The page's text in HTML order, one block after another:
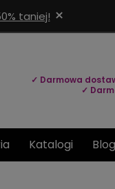
taniej! ×
✓ Darmowa
✓
Katalogi Blog